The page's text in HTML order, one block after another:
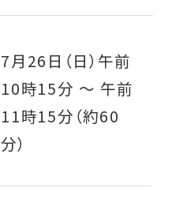
7月26日（日） 午前
10時15分 ～ 午前
11時15分（約60
分）